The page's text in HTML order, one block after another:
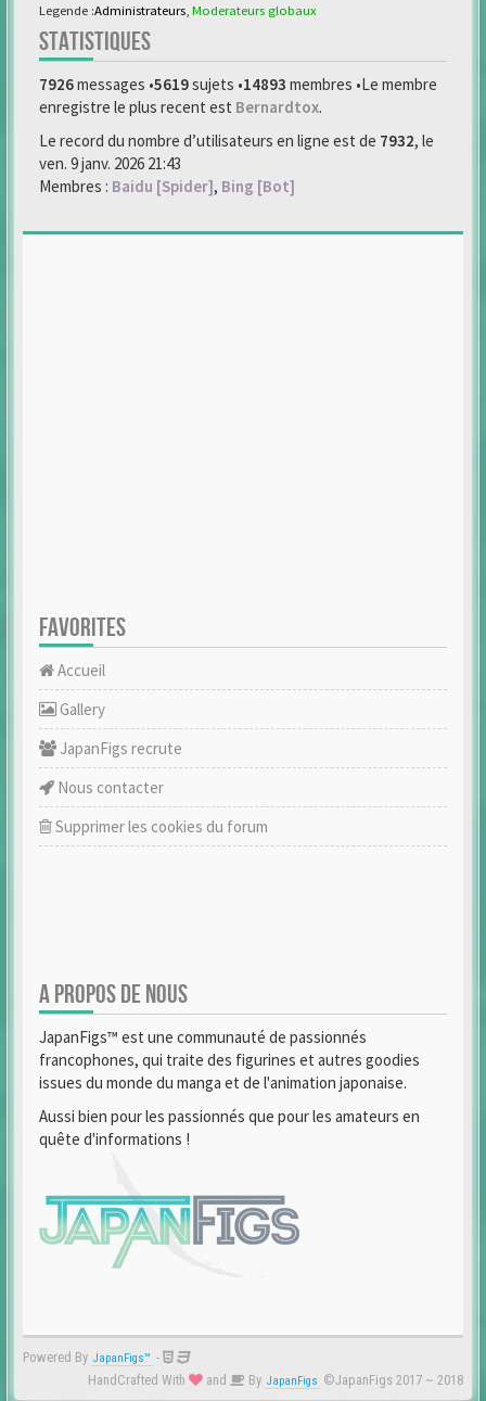
Legende :Administrateurs Moderateurs globaux
STATISTIQUES
7926messages •5619sujets •14893 membres •Le membre
enregistre le plus recent est Bernardtox.
Le record du nombre d’utilisateurs en ligne est de 7932, le
ven. 9 janv. 2026 21:43
Membres : Baidu [Spider], Bing [Bot]
FAVORITES
Accueil
Gallery
JapanFigs recrute
Nous contacter
Supprimer les cookies du forum
A PROPOS DE NOUS
JapanFigs™ est une communauté de passionnés
francophones, qui traite des figurines et autres goodies
issues du monde du manga et de l'animation japonaise.
Aussi bien pour les passionnés que pour les amateurs en
quête d'informations !
Powered By JapanFigs™ -
HandCrafted With
and By JapanFigs ©JapanFigs 2017 ~ 2018